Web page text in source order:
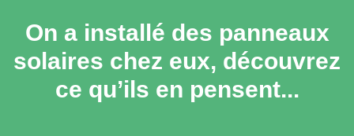
On a installé des panneaux
solaires chez eux, découvrez
ce qu’ils en pensent...